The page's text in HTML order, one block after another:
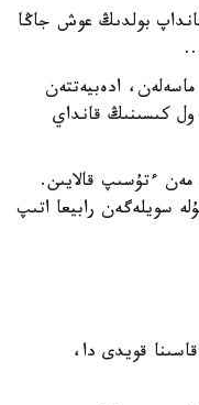
بولدىڭ عوش جاڭا
ادەبيەتتەن
كىسىنىڭ قانداي
ءتۇسىپ قالايىن.
سويلەگەن رابيعا اتىپ
قويدى دا،